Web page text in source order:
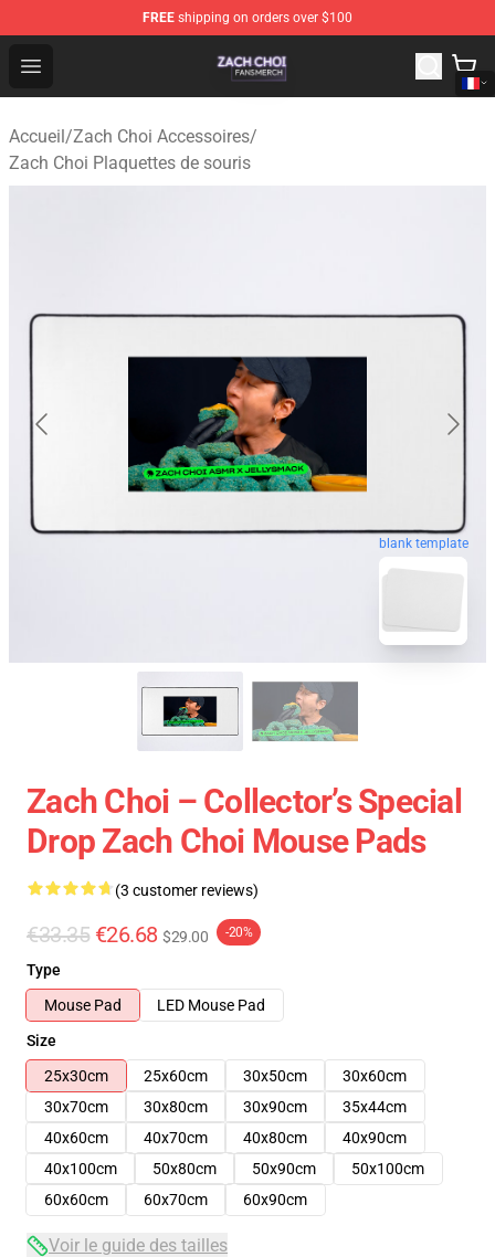
FREE shipping on orders over $100
Open menu
Zach Choi Shop - Official Zach Choi Merchandise Store
Accueil/Zach Choi Accessoires/
Zach Choi Plaquettes de souris
blank template
Zach Choi – Collector’s Special
Drop Zach Choi Mouse Pads
(3 customer reviews)
€33.35 €26.68 $29.00 -20%
Type
Mouse Pad
LED Mouse Pad
Size
25x30cm
25x60cm 30x50cm
30x60cm
30x70cm
30x80cm 30x90cm
35x44cm
40x60cm
40x70cm 40x80cm
40x90cm
40x100cm
50x80cm 50x90cm
50x100cm
60x60cm
60x70cm 60x90cm
Voir le guide des tailles